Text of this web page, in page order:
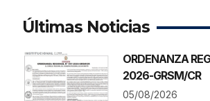
Últimas Noticias
ORDENANZA
2026-GRSM/CR
05/08/2026